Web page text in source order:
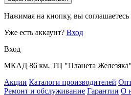
Нажимая на кнопку, вы соглашаетесь
Уже есть аккаунт? Вход
Вход
МКАД 86 км. ТЦ "Планета Железяка"
Акции Каталоги производителей
Ремонт и обслуживание Гарантии О